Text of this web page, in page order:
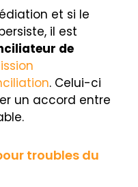
et si le
il est
de
. Celui-ci
un accord entre
troubles du